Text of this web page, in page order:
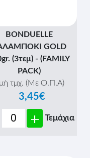
BONDUELLE
GOLD
(3τεμ) - (FAMILY
PACK)
τμχ. (Με Φ.Π.Α)
3,45€
+ Τεμάχια